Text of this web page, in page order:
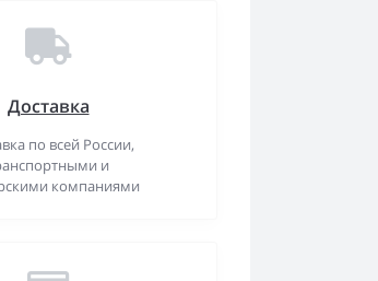
Доставка
по всей России,
и
компаниями